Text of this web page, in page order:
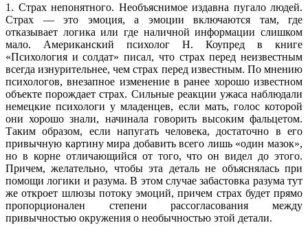
1. Страх непонятного. Необъяснимое издавна пугало людей.
Страх — это эмоция, а эмоции включаются там, где
отказывает логика или где наличной информации слишком
мало. Американский психолог Н. Коупред в книге
«Психология и солдат» писал, что страх перед неизвестным
всегда изнурительнее, чем страх перед известным. По мнению
психологов, внезапное изменение в ранее хорошо известном
объекте порождает страх. Сильные реакции ужаса наблюдали
немецкие психологи у младенцев, если мать, голос которой
они хорошо знали, начинала говорить высоким фальцетом.
Таким образом, если напугать человека, достаточно в его
привычную картину мира добавить всего лишь «один мазок»,
но в корне отличающийся от того, что он видел до этого.
Причем, желательно, чтобы эта деталь не объяснялась при
помощи логики и разума. В этом случае забастовка разума тут
же откроет шлюзы потоку эмоций, причем страх будет прямо
пропорционален степени рассогласования между
привычностью окружения о необычностью этой детали.